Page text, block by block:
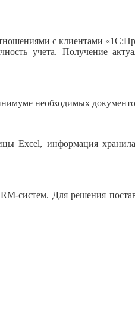
с клиентами
учета. Получение
необходимых
Excel, информация
систем. Для решения